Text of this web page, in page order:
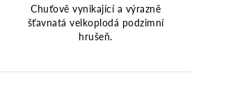
Chuťově vynikající a výrazně
šťavnatá velkoplodá podzimní
hrušeň.